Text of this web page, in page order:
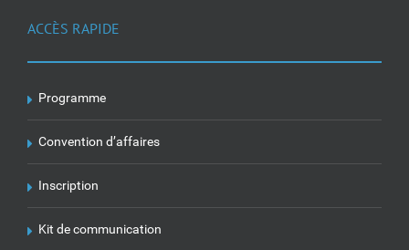
ACCÈS RAPIDE
Programme
Convention d’affaires
Inscription
Kit de communication